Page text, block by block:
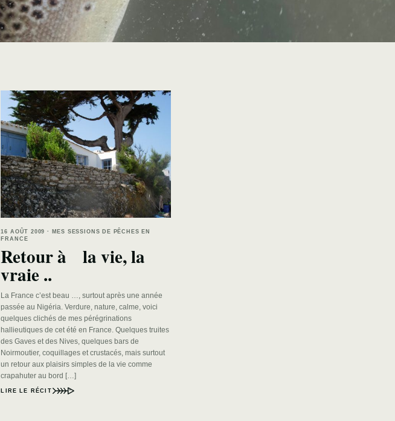
16 AOÛT 2009 · MES SESSIONS DE PÊCHES EN
FRANCE
Retour à la vie, la
vraie ..
La France c’est beau …, surtout après une année
passée au Nigéria. Verdure, nature, calme, voici
quelques clichés de mes pérégrinations
hallieutiques de cet été en France. Quelques truites
des Gaves et des Nives, quelques bars de
Noirmoutier, coquillages et crustacés, mais surtout
un retour aux plaisirs simples de la vie comme
crapahuter au bord […]
LIRE LE RÉCIT